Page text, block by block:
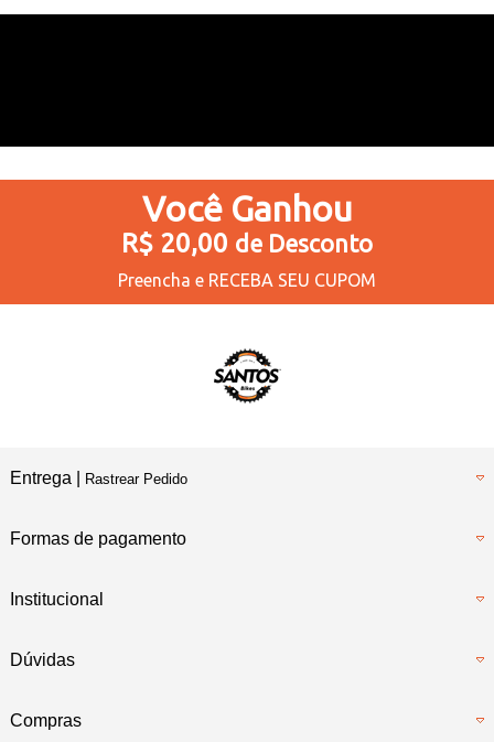
Você Ganhou
R$ 20,00 de Desconto
Preencha e RECEBA SEU CUPOM
Entrega | Rastrear Pedido
Formas de pagamento
Institucional
Dúvidas
Compras